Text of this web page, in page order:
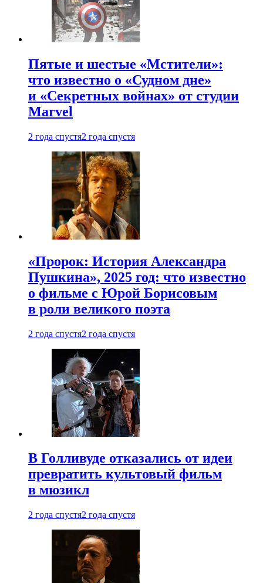
Пятые и шестые «Мстители»:
что известно о «Судном дне»
и «Секретных войнах» от студии
Marvel
2 года спустя2 года спустя
«Пророк: История Александра
Пушкина», 2025 год: что известно
о фильме с Юрой Борисовым
в роли великого поэта
2 года спустя2 года спустя
В Голливуде отказались от идеи
превратить культовый фильм
в мюзикл
2 года спустя2 года спустя